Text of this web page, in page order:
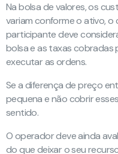
Na bolsa de valores, os
variam conforme o ativo,
participante deve
bolsa e as taxas cobradas
executar as ordens.
Se a diferença de preço
pequena e não cobrir
sentido.
O operador deve ainda
do que deixar o seu